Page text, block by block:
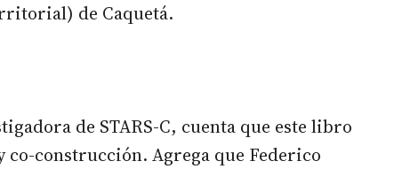
de Caquetá.
de STARS-C, cuenta que este libro
co-construcción. Agrega que Federico